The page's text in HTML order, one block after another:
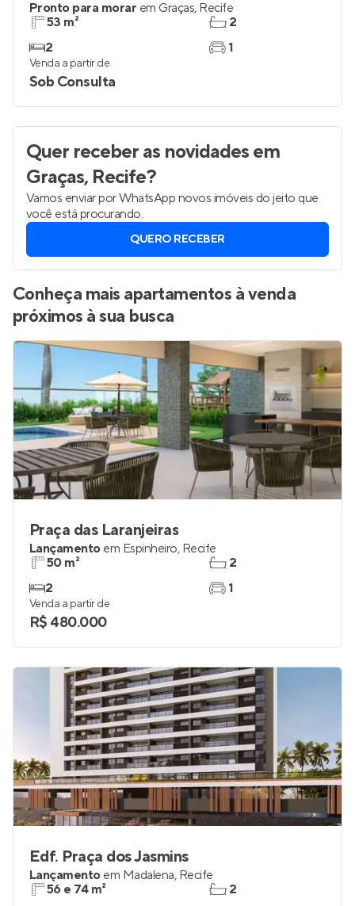
Pronto para morar em Graças, Recife
53 m²
2
2
1
Venda a partir de
Sob Consulta
Quer receber as novidadesem
Graças, Recife?
Vamos enviar por WhatsApp novos imóveis do jeito que
você está procurando.
QUERO RECEBER
Conheça mais apartamentos à venda
próximos à sua busca
Praça das Laranjeiras
Lançamento em Espinheiro, Recife
50 m²
2
2
1
Venda a partir de
R$ 480.000
Edf. Praça dos Jasmins
Lançamento em Madalena, Recife
56 e 74 m²
2